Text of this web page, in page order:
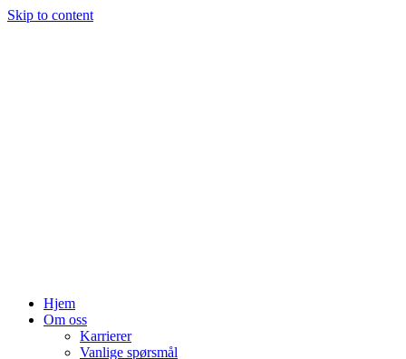
Skip to content
Hjem
Om oss
Karrierer
Vanlige spørsmål